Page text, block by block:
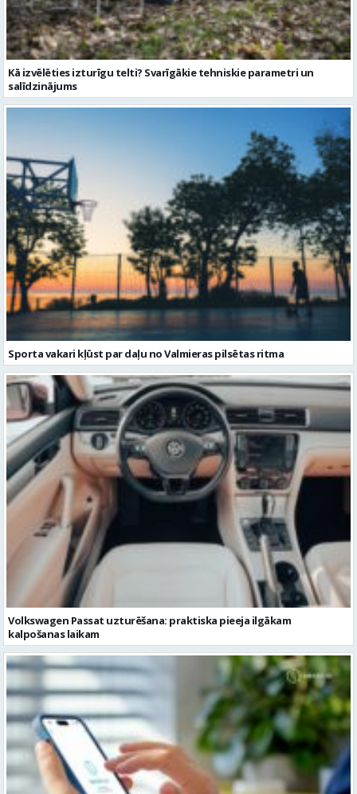
Kā izvēlēties izturīgu telti? Svarīgākie tehniskie parametri un
salīdzinājums
Sporta vakari kļūst par daļu no Valmieras pilsētas ritma
Volkswagen Passat uzturēšana: praktiska pieeja ilgākam
kalpošanas laikam